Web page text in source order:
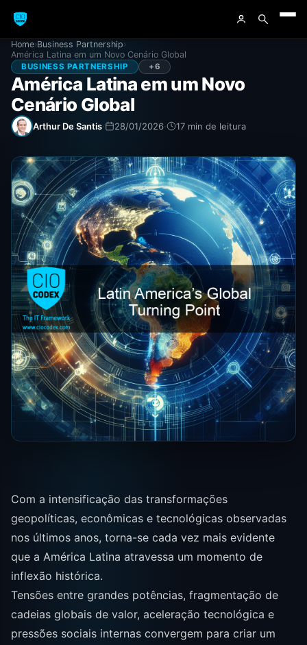
Home›Business Partnership›
América Latina em um Novo Cenário Global
BUSINESS PARTNERSHIP +6
América Latina em um Novo
Cenário Global
Arthur De Santis· 28/01/2026· 17 min de leitura
Com a intensificação das transformações
geopolíticas, econômicas e tecnológicas observadas
nos últimos anos, torna-se cada vez mais evidente
que a América Latina atravessa um momento de
inflexão histórica.
Tensões entre grandes potências, fragmentação de
cadeias globais de valor, aceleração tecnológica e
pressões sociais internas convergem para criar um